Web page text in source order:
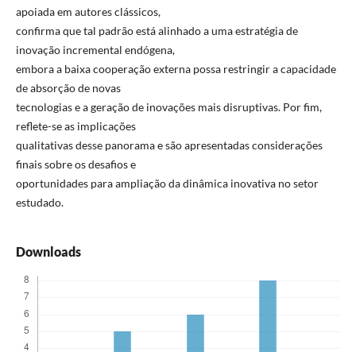
apoiada em autores clássicos,
confirma que tal padrão está alinhado a uma estratégia de
inovação incremental endógena,
embora a baixa cooperação externa possa restringir a capacidade
de absorção de novas
tecnologias e a geração de inovações mais disruptivas. Por fim,
reflete-se as implicações
qualitativas desse panorama e são apresentadas considerações
finais sobre os desafios e
oportunidades para ampliação da dinâmica inovativa no setor
estudado.
Downloads